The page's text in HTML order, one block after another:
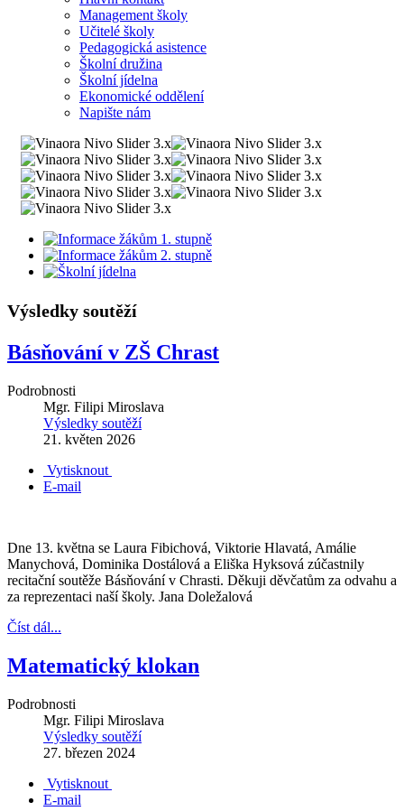
Management školy
Učitelé školy
Pedagogická asistence
Školní družina
Školní jídelna
Ekonomické oddělení
Napište nám
Výsledky soutěží
Básňování v ZŠ Chrast
Podrobnosti
Mgr. Filipi Miroslava
Výsledky soutěží
21. květen 2026
Vytisknout
E-mail
Dne 13. května se Laura Fibichová, Viktorie Hlavatá, Amálie
Manychová, Dominika Dostálová a Eliška Hyksová zúčastnily
recitační soutěže Básňování v Chrasti. Děkuji děvčatům za odvahu a
za reprezentaci naší školy. Jana Doležalová
Číst dál...
Matematický klokan
Podrobnosti
Mgr. Filipi Miroslava
Výsledky soutěží
27. březen 2024
Vytisknout
E-mail